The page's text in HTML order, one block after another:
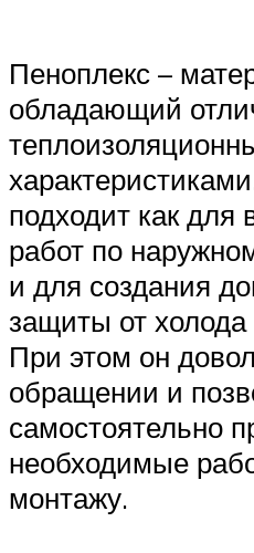
Пеноплекс –
обладающий
подходит как для
работ по
и для создания
защиты от
При этом он
обращении и
самостоятельно
необходимые
монтажу.